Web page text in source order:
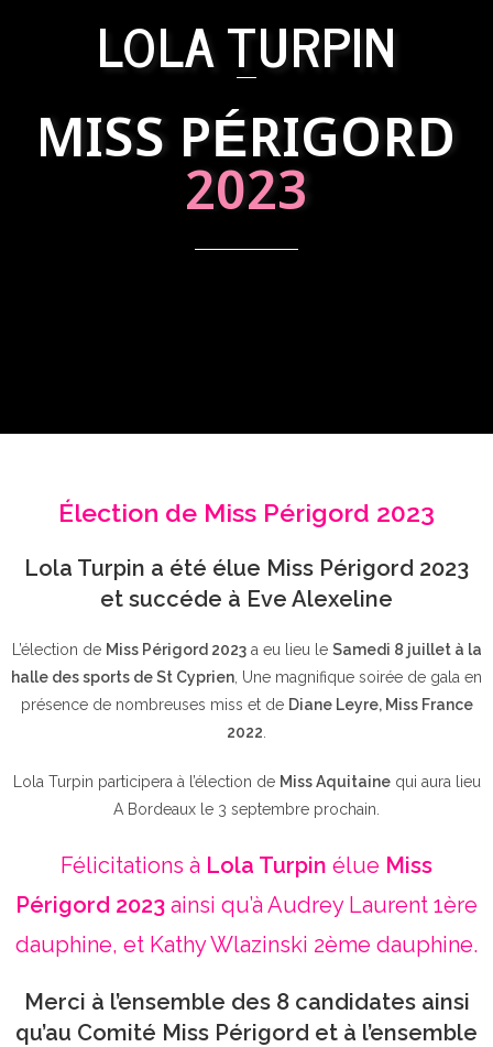
LOLA TURPIN
MISS PÉRIGORD
2023
Élection de Miss Périgord 2023
Lola Turpin a été élue Miss Périgord 2023
et succéde à Eve Alexeline
L’élection de Miss Périgord 2023a eu lieu le Samedi 8 juillet à la
halle des sports de St Cyprien , Une magnifique soirée de gala en
présence de nombreuses miss et de Diane Leyre, Miss France
2022
Lola Turpin participera à l’élection de Miss Aquitainequi aura lieu
A Bordeaux le 3 septembre prochain.
Félicitations à Lola Turpin élue Miss
Périgord 2023 ainsi qu’à Audrey Laurent 1ère
dauphine, et Kathy Wlazinski 2ème dauphine.
Merci à l’ensemble des 8 candidates ainsi
qu’au Comité Miss Périgord et à l’ensemble